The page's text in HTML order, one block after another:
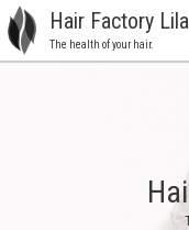
Hair Factory Lila
The health of your hair.